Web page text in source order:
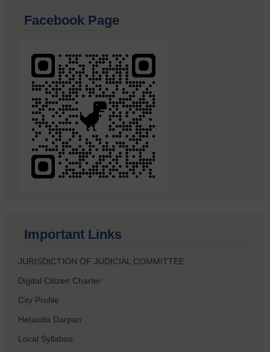
Facebook Page
Important Links
JURISDICTION OF JUDICIAL COMMITTEE
Digital Citizen Charter
City Profile
Hetauda Darpan
Local Syllabus